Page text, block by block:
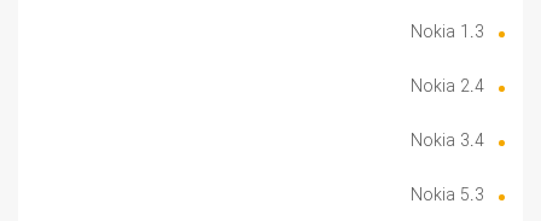
Nokia 1.3
Nokia 2.4
Nokia 3.4
Nokia 5.3